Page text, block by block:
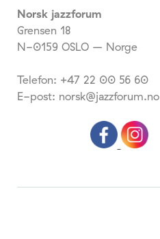
Norsk jazzforum
Grensen 18
N-0159 OSLO – Norge
Telefon: +47 22 00 56 60
E-post: norsk@jazzforum.no